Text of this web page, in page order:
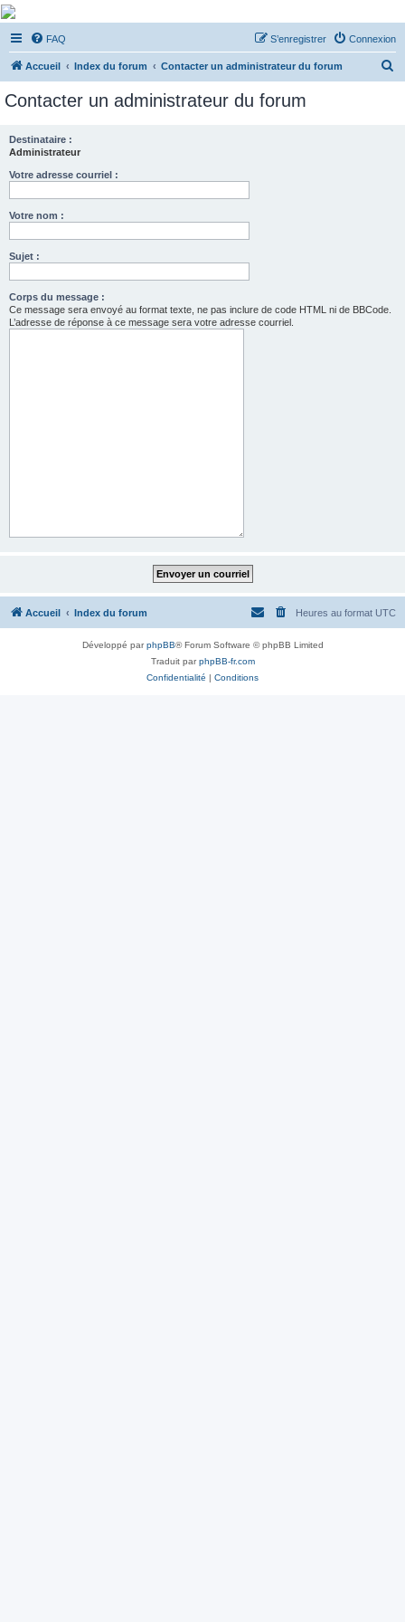
De Musicae Militari -
Forums
Forums de discussions
FAQ Connexion
S’enregistrer
Accueil Index du forum Contacter un administrateur du forum
Contacter un administrateur du forum
Destinataire :
Administrateur
Votre adresse courriel :
Votre nom :
Sujet :
Corps du message :
Ce message sera envoyé au format texte, ne pas inclure de code HTML ni de BBCode.
L’adresse de réponse à ce message sera votre adresse courriel.
Accueil Index du forum Heures au format UTC
Développé parphpBB® Forum Software © phpBB Limited
Traduit parphpBB-fr.com
Confidentialité | Conditions